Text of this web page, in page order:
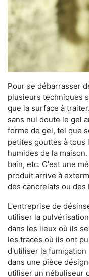
Pour se débarrasser
plusieurs techniques
que la surface à
sans nul doute le gel
forme de gel, tel que
petites gouttes à tous
humides de la
bain, etc. C'est une
produit arrive à
des cancrelats ou des
L'entreprise de
utiliser la
dans les lieux où ils
les traces où ils ont
d'utiliser la
dans une pièce
utiliser un nébuliseur